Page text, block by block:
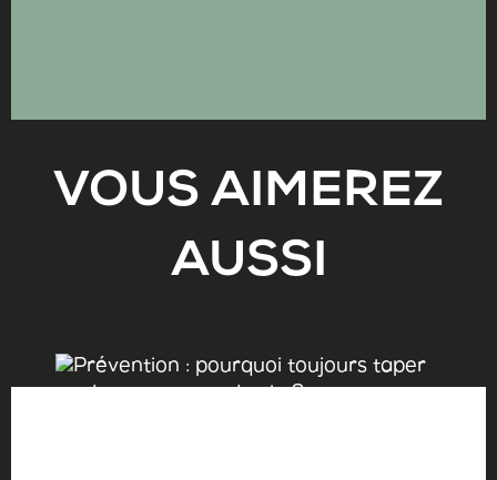
VOUS AIMEREZ
AUSSI